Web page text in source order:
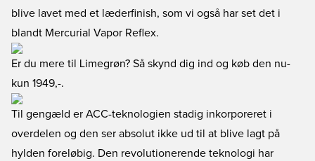
blive lavet med et læderfinish, som vi også har set det i
blandt Mercurial Vapor Reflex.
Er du mere til Limegrøn? Så skynd dig ind og køb den nu-
kun 1949,-.
Til gengæld er ACC-teknologien stadig inkorporeret i
overdelen og den ser absolut ikke ud til at blive lagt på
hylden foreløbig. Den revolutionerende teknologi har